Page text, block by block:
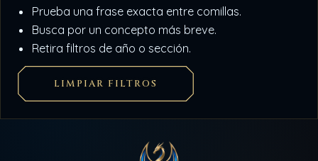
Prueba una frase exacta entre comillas.
Busca por un concepto más breve.
Retira filtros de año o sección.
LIMPIAR FILTROS